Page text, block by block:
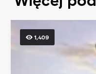
1,409